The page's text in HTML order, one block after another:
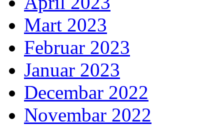
Mart 2023
Februar 2023
Januar 2023
Decembar 2022
Novembar 2022